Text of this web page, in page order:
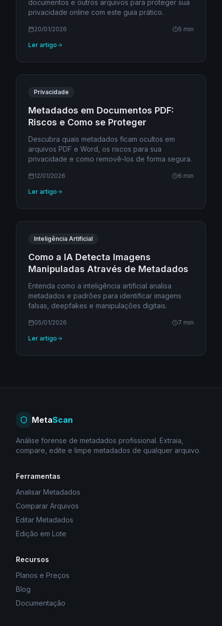
documentos e outros arquivos para proteger sua
privacidade online com este guia prático.
20/01/2026 5 min
Ler artigo
Privacidade
Metadados em Documentos PDF:
Riscos e Como se Proteger
Descubra quais metadados ficam ocultos em
arquivos PDF e Word, os riscos para sua
privacidade e como removê-los de forma segura.
12/01/2026 6 min
Ler artigo
Inteligência Artificial
Como a IA Detecta Imagens
Manipuladas Através de Metadados
Entenda como a inteligência artificial analisa
metadados e padrões para identificar imagens
falsas, deepfakes e manipulações digitais.
05/01/2026 7 min
Ler artigo
MetaScan
Análise forense de metadados profissional. Extraia,
compare, edite e limpe metadados de qualquer arquivo.
Ferramentas
Analisar Metadados
Comparar Arquivos
Editar Metadados
Edição em Lote
Recursos
Planos e Preços
Blog
Documentação